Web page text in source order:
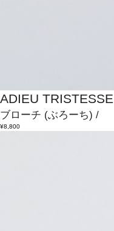
ADIEU TRISTESSE
ブローチ (ぶろーち) /
¥8,800